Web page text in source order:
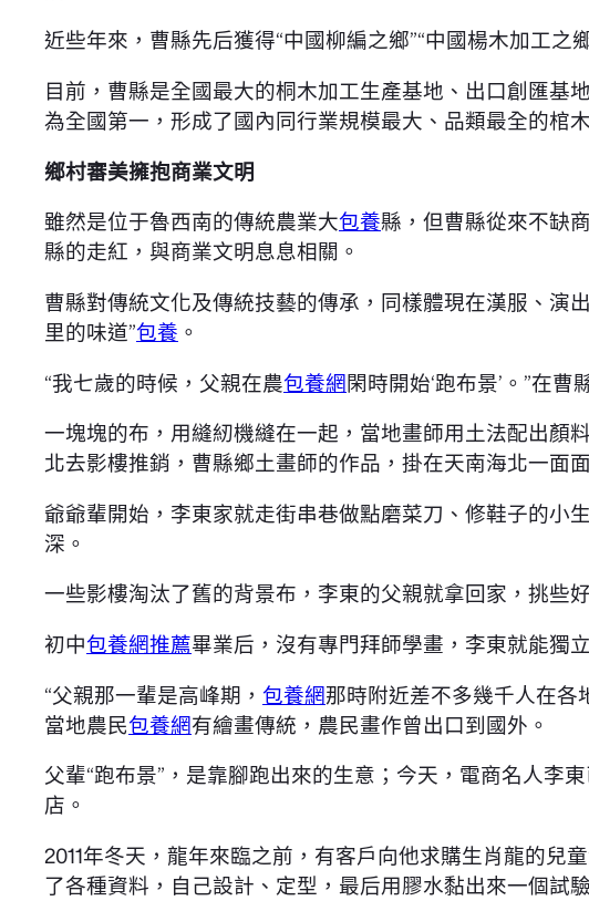
近些年來，曹縣先后獲得“中國柳編之鄉”“中國楊木加工之
目前，曹縣是全國最大的桐木加工生產基地、出口創匯
為全國第一，形成了國內同行業規模最大、品類最全的棺
鄉村審美擁抱商業文明
雖然是位于魯西南的傳統農業大包養縣，但曹縣從來不缺
縣的走紅，與商業文明息息相關。
曹縣對傳統文化及傳統技藝的傳承，同樣體現在漢服、演
里的味道”包養 。
“我七歲的時候，父親在農包養網閑時開始‘跑布景’。”在
一塊塊的布，用縫紉機縫在一起，當地畫師用土法配出顏
北去影樓推銷，曹縣鄉土畫師的作品，掛在天南海北一面
爺爺輩開始，李東家就走街串巷做點磨菜刀、修鞋子的小
深。
一些影樓淘汰了舊的背景布，李東的父親就拿回家，挑些
初中包養網推薦畢業后，沒有專門拜師學畫，李東就能獨
“父親那一輩是高峰期， 包養網那時附近差不多幾千人在各
當地農民包養網有繪畫傳統，農民畫作曾出口到國外。
父輩“跑布景”，是靠腳跑出來的生意；今天，電商名人李
店。
2011年冬天，龍年來臨之前，有客戶向他求購生肖龍的兒
了各種資料，自己設計、定型，最后用膠水黏出來一個試